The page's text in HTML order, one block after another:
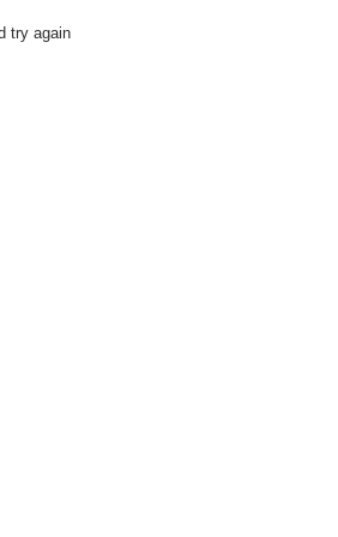
try again